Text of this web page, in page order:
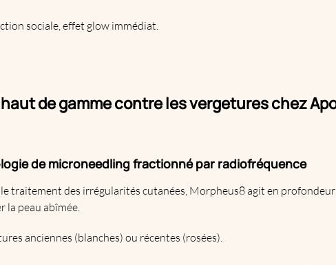
sociale, effet glow immédiat.
de gamme contre les vergetures chez
de microneedling fractionné par radiofréquence
traitement des irrégularités cutanées, Morpheus8 agit en
la peau abîmée.
anciennes (blanches) ou récentes (rosées).